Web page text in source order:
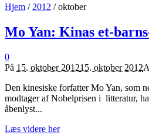
Hjem /2012 /oktober
Mo Yan: Kinas et-
0
På 15. oktober 201215. oktober 2012
Den kinesiske forfatter Mo Yan, som
modtager af Nobelprisen i litteratur,
åbenlyst...
Læs videre her